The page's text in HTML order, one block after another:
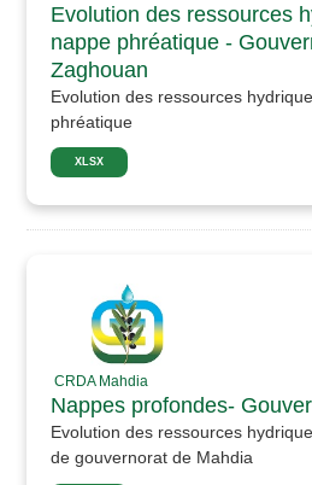
Evolution des ressources
nappe phréatique -
Zaghouan
Evolution des ressources
phréatique
XLSX
CRDA Mahdia
Nappes profondes-
Evolution des ressources
de gouvernorat de Mahdia